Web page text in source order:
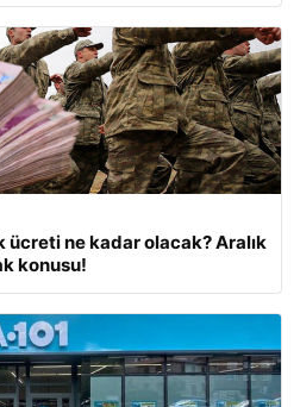
ücreti ne kadar olacak? Aralık
konusu!